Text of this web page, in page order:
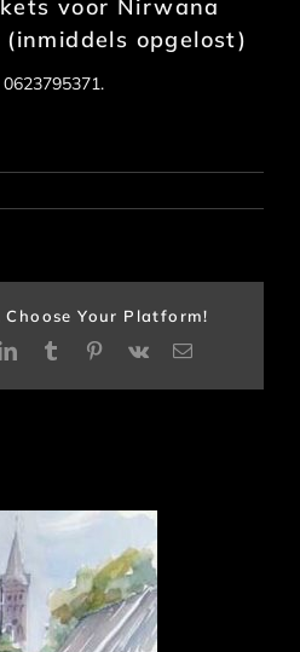
voor Nirwana
opgelost)
Choose Your Platform!
LinkedInTumblrPinterest
Vk
E-